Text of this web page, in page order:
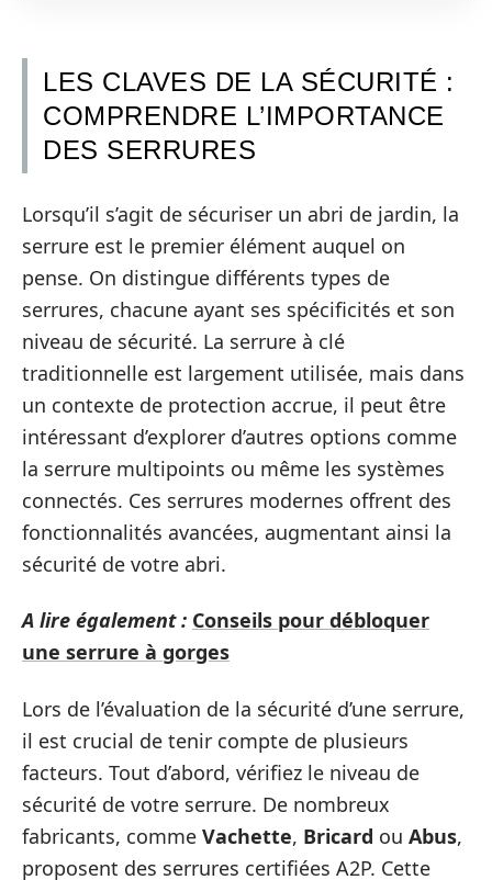
LES CLAVES DE LA SÉCURITÉ :
COMPRENDRE L’IMPORTANCE
DES SERRURES
Lorsqu’il s’agit de sécuriser un abri de jardin, la
serrure est le premier élément auquel on
pense. On distingue différents types de
serrures, chacune ayant ses spécificités et son
niveau de sécurité. La serrure à clé
traditionnelle est largement utilisée, mais dans
un contexte de protection accrue, il peut être
intéressant d’explorer d’autres options comme
la serrure multipoints ou même les systèmes
connectés. Ces serrures modernes offrent des
fonctionnalités avancées, augmentant ainsi la
sécurité de votre abri.
A lire également : Conseils pour débloquer
une serrure à gorges
Lors de l’évaluation de la sécurité d’une serrure,
il est crucial de tenir compte de plusieurs
facteurs. Tout d’abord, vérifiez le niveau de
sécurité de votre serrure. De nombreux
fabricants, comme Vachette, Bricard ou Abus,
proposent des serrures certifiées A2P. Cette